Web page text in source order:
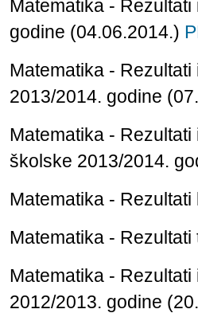
Matematika -
godine (04.06.2014.)
Matematika -
2013/2014. godine
Matematika -
školske 2013/2014.
Matematika -
Matematika -
Matematika -
2012/2013. godine